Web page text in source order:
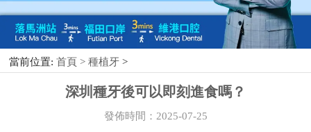
當前位置: 首頁 >種植牙 >
深圳種牙後可以即刻進食嗎？
發佈時間：2025-07-25